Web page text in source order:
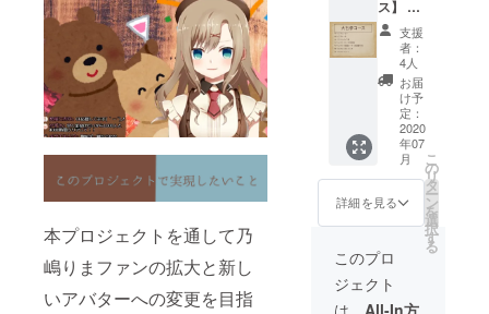
本プロジェクトを通して乃
嶋りまファンの拡大と新し
いアバターへの変更を目指
付） ・
オリジ
ナルリ
ストバ
ンド
※Twitter
IDと
Twitter
でのお
名前を
備考欄
にお書
ス】 ・
サンク
スムー
ビー ・
サンク
スメー
ル ・オ
リジナ
ルボイ
ス集 ・
ファン
クラブ
１ヶ月
無料権
・ファ
ンクラ
ブ会員
カード
支援
者：
4人
お届
け予
定：
2020
年07
月
詳細を見る
こ
の
リ
タ
ー
ン
を
選
択
す
る
このプロ
ジェクト
は、 All-In方